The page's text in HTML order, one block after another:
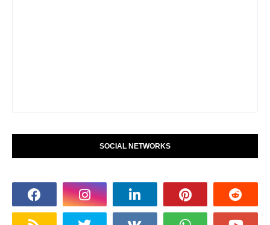
SOCIAL NETWORKS